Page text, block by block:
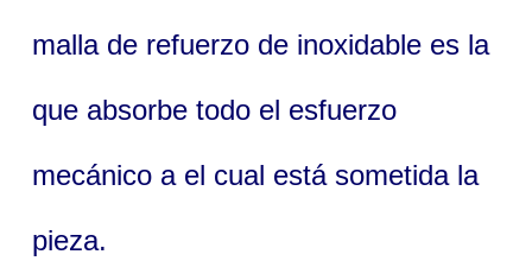
malla de refuerzo de inoxidable es la
que absorbe todo el esfuerzo
mecánico a el cual está sometida la
pieza.